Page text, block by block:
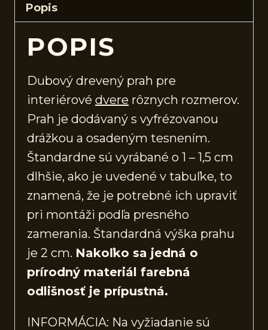
Popis
POPIS
Dubový drevený prah pre
interiérové dvere rôznych rozmerov.
Prah je dodávaný s vyfrézovanou
drážkou a osadeným tesnením.
Štandardne sú vyrábané o 1 – 1,5 cm
dlhšie, ako je uvedené v tabuľke, to
znamená, že je potrebné ich upraviť
pri montáži podľa presného
zamerania. Štandardná výška prahu
je 2 cm. Nakoľko sa jedná o
prírodný materiál farebná
odlišnosť je prípustná.
INFORMÁCIA: Na vyžiadanie sú